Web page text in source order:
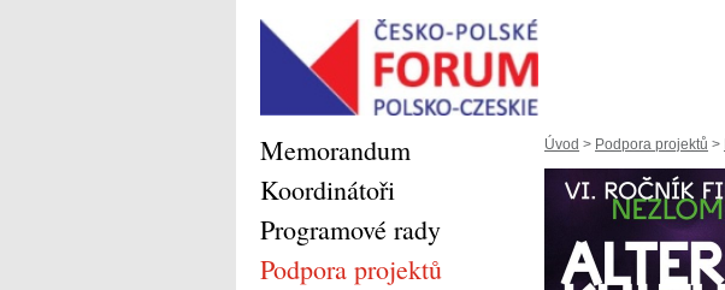
Úvod > Podpora projektů >
Memorandum
Koordinátoři
Programové rady
Podpora projektů